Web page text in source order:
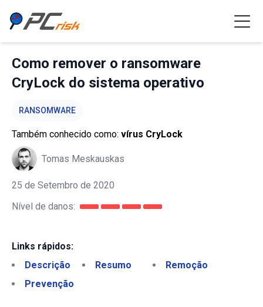
Como remover o ransomware
CryLock do sistema operativo
RANSOMWARE
Também conhecido como: vírus CryLock
Tomas Meskauskas
25 de Setembro de 2020
Nível de danos:
Links rápidos:
Descrição
Resumo
Remoção
Prevenção